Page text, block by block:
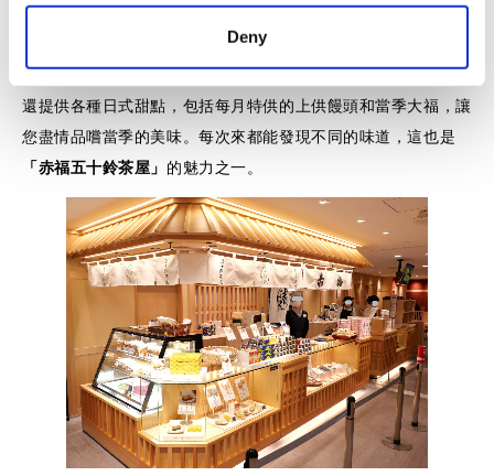
Deny
赤福餅總店所在地伊勢市，自古以來就以「禦蔭參拜」而聞
名，伊勢神宮的參拜者絡繹不絕。為了讓遊客更好地感受伊勢的
氛圍，店內還設置了一塊屏幕，播放著昔日的景象。此外，店內
還提供各種日式甜點，包括每月特供的上供饅頭和當季大福，讓
您盡情品嚐當季的美味。每次來都能發現不同的味道，這也是
「赤福五十鈴茶屋」 的魅力之一。